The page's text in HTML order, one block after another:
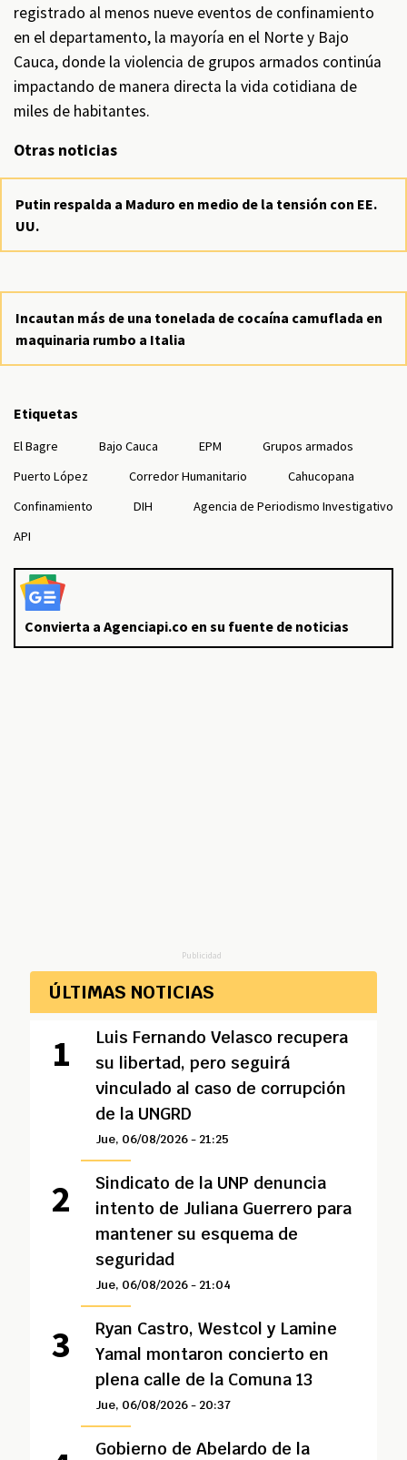
registrado al menos nueve eventos de confinamiento
en el departamento, la mayoría en el Norte y Bajo
Cauca, donde la violencia de grupos armados continúa
impactando de manera directa la vida cotidiana de
miles de habitantes.
Otras noticias
Putin respalda a Maduro en medio de la tensión con EE.
UU.
Incautan más de una tonelada de cocaína camuflada en
maquinaria rumbo a Italia
Etiquetas
El Bagre Bajo Cauca EPM
Grupos armados
Puerto López
Corredor Humanitario
Cahucopana
Confinamiento
DIH
Agencia de Periodismo Investigativo
API
Convierta a Agenciapi.co en su fuente de noticias
Publicidad
ÚLTIMAS NOTICIAS
Luis Fernando Velasco recupera
su libertad, pero seguirá
vinculado al caso de corrupción
de la UNGRD
Jue, 06/08/2026 - 21:25
Sindicato de la UNP denuncia
intento de Juliana Guerrero para
mantener su esquema de
seguridad
Jue, 06/08/2026 - 21:04
Ryan Castro, Westcol y Lamine
Yamal montaron concierto en
plena calle de la Comuna 13
Jue, 06/08/2026 - 20:37
Gobierno de Abelardo de la